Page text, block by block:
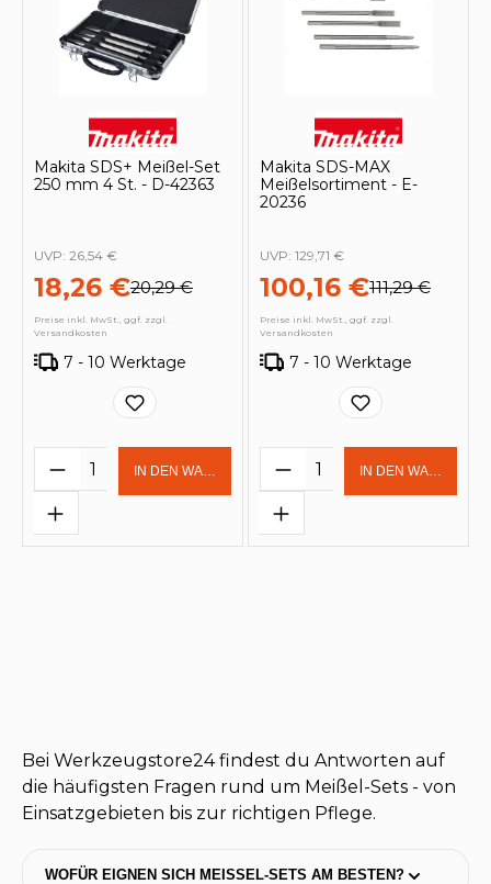
Makita SDS+ Meißel-Set
250 mm 4 St. - D-42363
18,26 €20,29 €
UVP: 26,54 €
Preise inkl. MwSt., ggf. zzgl.
Versandkosten
7 - 10 Werktage
Produkt Anzahl: Gib den
IN DEN WARENKORB
Makita SDS-MAX
Meißelsortiment - E-
20236
100,16 €111,29 €
UVP: 129,71 €
Preise inkl. MwSt., ggf. zzgl.
Versandkosten
7 - 10 Werktage
Produkt Anzahl:
IN DEN
Bei Werkzeugstore24 findest du Antworten auf
die häufigsten Fragen rund um Meißel-Sets - von
Einsatzgebieten bis zur richtigen Pflege.
WOFÜR EIGNEN SICH MEISSEL-SETS AM BESTEN?